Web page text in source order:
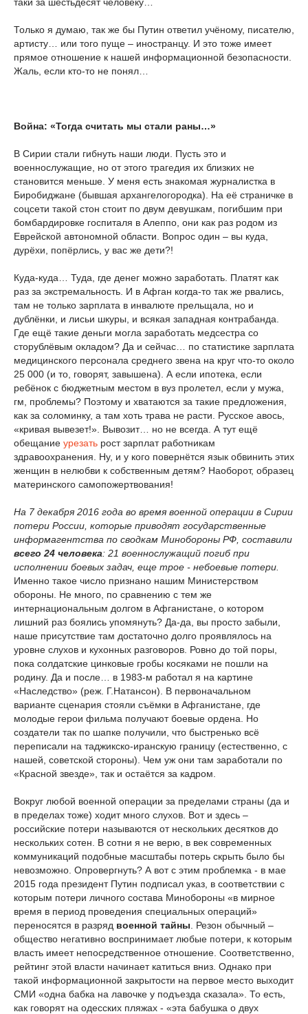
Только я думаю, так же бы Путин ответил учёному, писателю,
артисту… или того пуще – иностранцу. И это тоже имеет
прямое отношение к нашей информационной безопасности.
Жаль, если кто-то не понял…
Война: «Тогда считать мы стали раны…»
В Сирии стали гибнуть наши люди. Пусть это и
военнослужащие, но от этого трагедия их близких не
становится меньше. У меня есть знакомая журналистка в
Биробиджане (бывшая архангелогородка). На её страничке в
соцсети такой стон стоит по двум девушкам, погибшим при
бомбардировке госпиталя в Алеппо, они как раз родом из
Еврейской автономной области. Вопрос один – вы куда,
дурёхи, попёрлись, у вас же дети?!
Куда-куда… Туда, где денег можно заработать. Платят как
раз за экстремальность. И в Афган когда-то так же рвались,
там не только зарплата в инвалюте прельщала, но и
дублёнки, и лисьи шкуры, и всякая западная контрабанда.
Где ещё такие деньги могла заработать медсестра со
сторублёвым окладом? Да и сейчас… по статистике зарплата
медицинского персонала среднего звена на круг что-то около
25 000 (и то, говорят, завышена). А если ипотека, если
ребёнок с бюджетным местом в вуз пролетел, если у мужа,
гм, проблемы? Поэтому и хватаются за такие предложения,
как за соломинку, а там хоть трава не расти. Русское авось,
«кривая вывезет!». Вывозит… но не всегда. А тут ещё
обещание урезать рост зарплат работникам
здравоохранения. Ну, и у кого повернётся язык обвинить этих
женщин в нелюбви к собственным детям? Наоборот, образец
материнского самопожертвования!
На 7 декабря 2016 года во время военной операции в Сирии
потери России, которые приводят государственные
информагентства по сводкам Минобороны РФ, составили
всего 24 человека: 21 военнослужащий погиб при
исполнении боевых задач, еще трое - небоевые потери.
Именно такое число признано нашим Министерством
обороны. Не много, по сравнению с тем же
интернациональным долгом в Афганистане, о котором
лишний раз боялись упомянуть? Да-да, вы просто забыли,
наше присутствие там достаточно долго проявлялось на
уровне слухов и кухонных разговоров. Ровно до той поры,
пока солдатские цинковые гробы косяками не пошли на
родину. Да и после… в 1983-м работал я на картине
«Наследство» (реж. Г.Натансон). В первоначальном
варианте сценария стояли съёмки в Афганистане, где
молодые герои фильма получают боевые ордена. Но
создатели так по шапке получили, что быстренько всё
переписали на таджикско-иранскую границу (естественно, с
нашей, советской стороны). Чем уж они там заработали по
«Красной звезде», так и остаётся за кадром.
Вокруг любой военной операции за пределами страны (да и
в пределах тоже) ходит много слухов. Вот и здесь –
российские потери называются от нескольких десятков до
нескольких сотен. В сотни я не верю, в век современных
коммуникаций подобные масштабы потерь скрыть было бы
невозможно. Опровергнуть? А вот с этим проблемка - в мае
2015 года президент Путин подписал указ, в соответствии с
которым потери личного состава Минобороны «в мирное
время в период проведения специальных операций»
переносятся в разряд военной тайны . Резон обычный –
общество негативно воспринимает любые потери, к которым
власть имеет непосредственное отношение. Соответственно,
рейтинг этой власти начинает катиться вниз. Однако при
такой информационной закрытости на первое место выходит
СМИ «одна бабка на лавочке у подъезда сказала». То есть,
как говорят на одесских пляжах - «эта бабушка о двух